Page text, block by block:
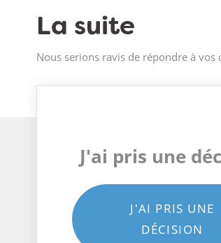
La suite
Nous serions ravis de répondre à
J'ai pris une
J'AI PRIS UNE
DÉCISION